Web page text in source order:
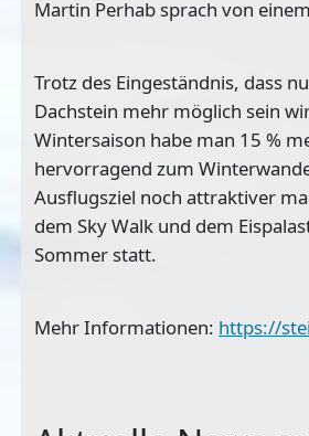
Martin Perhab sprach von
Trotz des Eingeständnis, dass
Dachstein mehr möglich sein
Wintersaison habe man 15 %
hervorragend zum
Ausflugsziel noch attraktiver
dem Sky Walk und dem
Sommer statt.
Mehr Informationen: https://